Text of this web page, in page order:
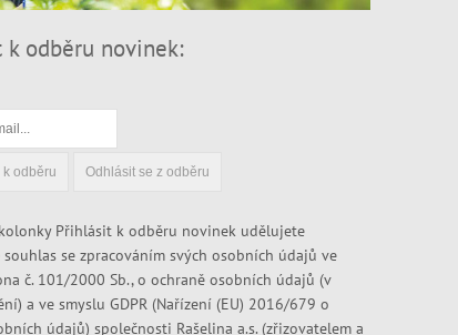
k odběru novinek:
Přihlásit k odběru novinek udělujete
se zpracováním svých osobních údajů ve
č. 101/2000 Sb., o ochraně osobních údajů (v
a ve smyslu GDPR (Nařízení (EU) 2016/679 o
údajů) společnosti Rašelina a.s. (zřizovatelem a